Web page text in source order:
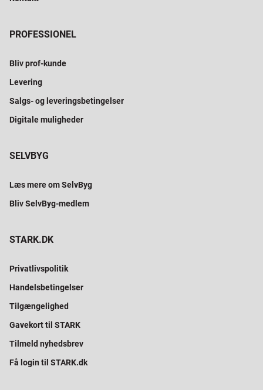
PROFESSIONEL
Bliv prof-kunde
Levering
Salgs- og leveringsbetingelser
Digitale muligheder
SELVBYG
Læs mere om SelvByg
Bliv SelvByg-medlem
STARK.DK
Privatlivspolitik
Handelsbetingelser
Tilgængelighed
Gavekort til STARK
Tilmeld nyhedsbrev
Få login til STARK.dk